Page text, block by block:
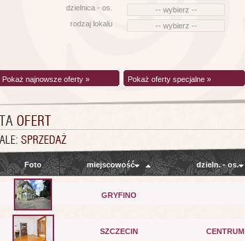
dzielnica - os.
rodzaj lokalu
Pokaż najnowsze oferty » Pokaż oferty specjalne »
Foto miejscowość dzieln. - os.
GRYFINO
SZCZECIN CENTRUM